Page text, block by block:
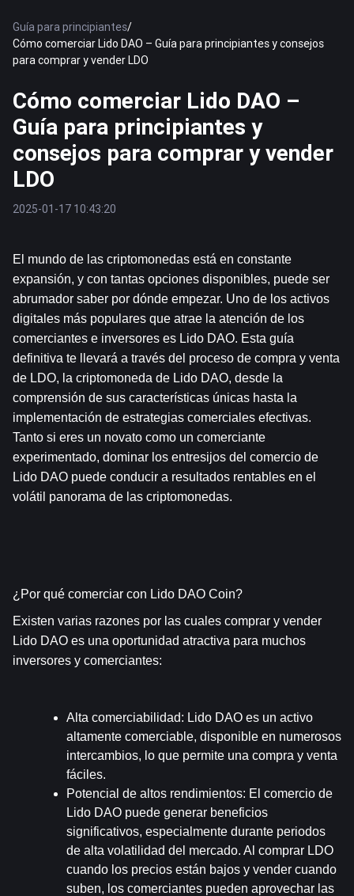
Guía para principiantes/
Cómo comerciar Lido DAO – Guía para principiantes y consejos
para comprar y vender LDO
Cómo comerciar Lido DAO –
Guía para principiantes y
consejos para comprar y vender
LDO
2025-01-17 10:43:20
El mundo de las criptomonedas está en constante
expansión, y con tantas opciones disponibles, puede ser
abrumador saber por dónde empezar. Uno de los activos
digitales más populares que atrae la atención de los
comerciantes e inversores es Lido DAO. Esta guía
definitiva te llevará a través del proceso de compra y venta
de LDO, la criptomoneda de Lido DAO, desde la
comprensión de sus características únicas hasta la
implementación de estrategias comerciales efectivas.
Tanto si eres un novato como un comerciante
experimentado, dominar los entresijos del comercio de
Lido DAO puede conducir a resultados rentables en el
volátil panorama de las criptomonedas.
¿Por qué comerciar con Lido DAO Coin?
Existen varias razones por las cuales comprar y vender
Lido DAO es una oportunidad atractiva para muchos
inversores y comerciantes:
Alta comerciabilidad: Lido DAO es un activo
altamente comerciable, disponible en numerosos
intercambios, lo que permite una compra y venta
fáciles.
Potencial de altos rendimientos: El comercio de
Lido DAO puede generar beneficios
significativos, especialmente durante periodos
de alta volatilidad del mercado. Al comprar LDO
cuando los precios están bajos y vender cuando
suben, los comerciantes pueden aprovechar las